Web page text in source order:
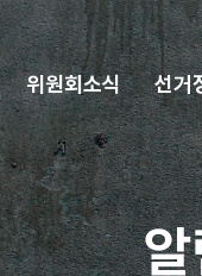
위원회소식 선거